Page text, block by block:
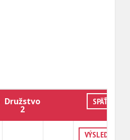
Družstvo
2
SPÄŤ
VÝSLEDKY